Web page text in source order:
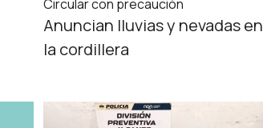
Circular con precaución
Anuncian lluvias y nevadas en
la cordillera